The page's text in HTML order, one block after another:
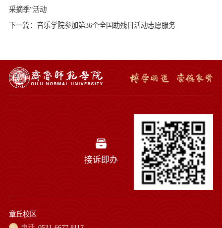
采摘季”活动
下一篇：音乐学院参加第36个全国助残日活动志愿服务
接诉即办
章丘校区